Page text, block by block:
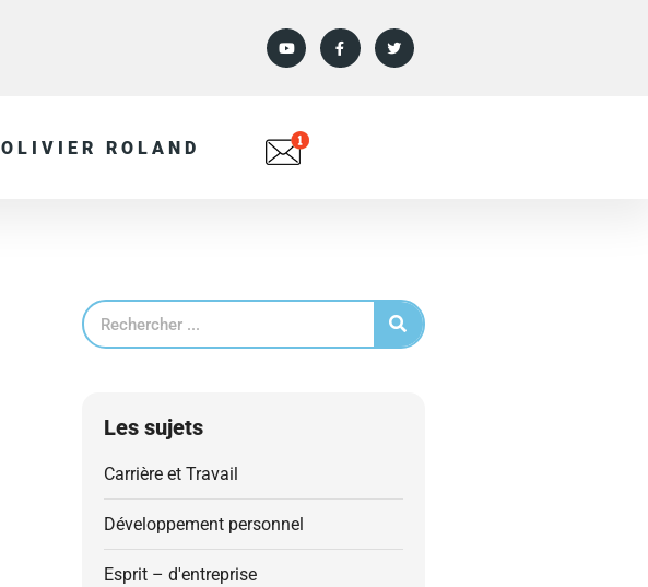
OLIVIER ROLAND
Les sujets
Carrière et Travail
Développement personnel
Esprit – d'entreprise